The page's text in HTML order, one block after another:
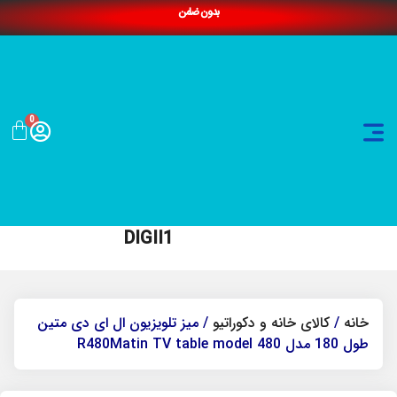
بدون ضامن
0
DIGII1
خانه / کالای خانه و دکوراتیو / میز تلویزیون ال ای دی متین
طول 180 مدل R480Matin TV table model 480